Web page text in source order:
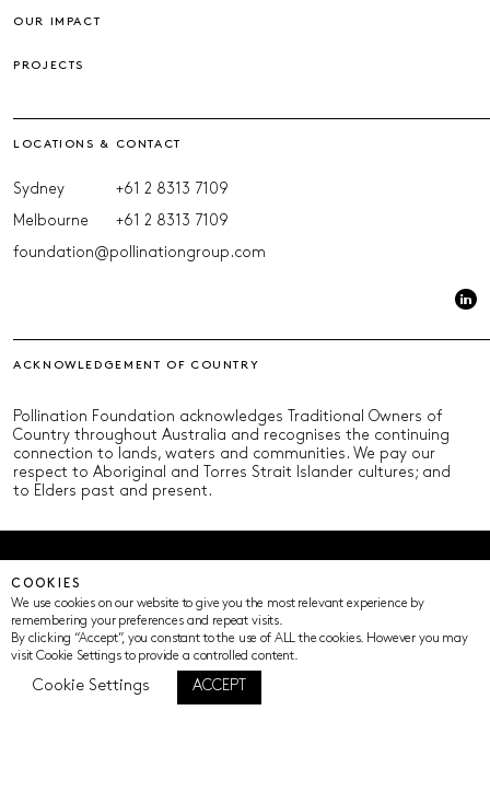
OUR IMPACT
PROJECTS
LOCATIONS & CONTACT
Sydney
+61 2 8313 7109
Melbourne
+61 2 8313 7109
foundation@pollinationgroup.com
ACKNOWLEDGEMENT OF COUNTRY
Pollination Foundation acknowledges Traditional Owners of
Country throughout Australia and recognises the continuing
connection to lands, waters and communities. We pay our
respect to Aboriginal and Torres Strait Islander cultures; and
to Elders past and present.
Privacy Policy
COOKIES
We use cookies on our website to give you the most relevant experience by
remembering your preferences and repeat visits.
By clicking “Accept”, you constant to the use of ALL the cookies. However you may
visit Cookie Settings to provide a controlled content.
Cookie Settings ACCEPT